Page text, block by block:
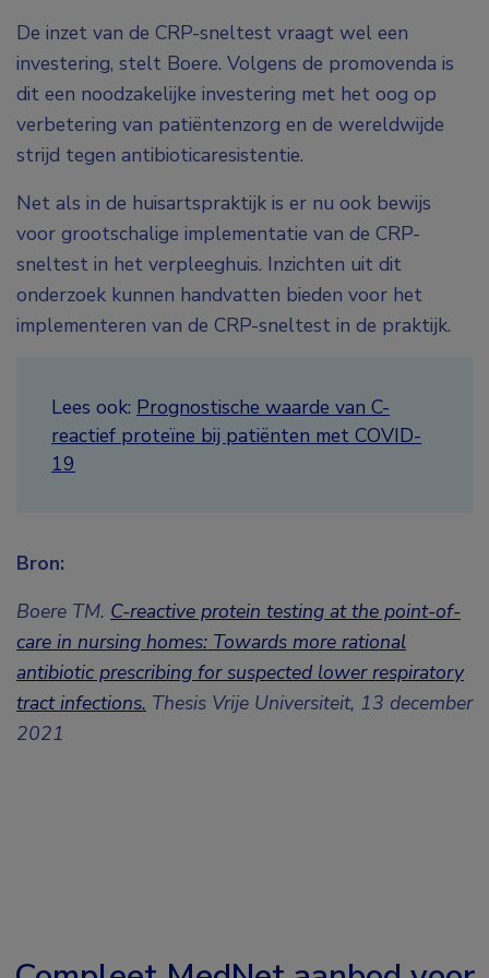
De inzet van de CRP-sneltest vraagt wel een
investering, stelt Boere. Volgens de promovenda is
dit een noodzakelijke investering met het oog op
verbetering van patiëntenzorg en de wereldwijde
strijd tegen antibioticaresistentie.
Net als in de huisartspraktijk is er nu ook bewijs
voor grootschalige implementatie van de CRP-
sneltest in het verpleeghuis. Inzichten uit dit
onderzoek kunnen handvatten bieden voor het
implementeren van de CRP-sneltest in de praktijk.
Lees ook: Prognostische waarde van C-
reactief proteïne bij patiënten met COVID-
19
Bron:
Boere TM. C-reactive protein testing at the point-of-
care in nursing homes: Towards more rational
antibiotic prescribing for suspected lower respiratory
tract infections. Thesis Vrije Universiteit, 13 december
2021